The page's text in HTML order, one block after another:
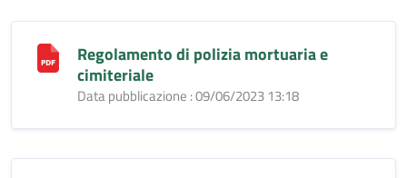
Regolamento di polizia mortuaria e
cimiteriale
Data pubblicazione : 09/06/2023 13:18